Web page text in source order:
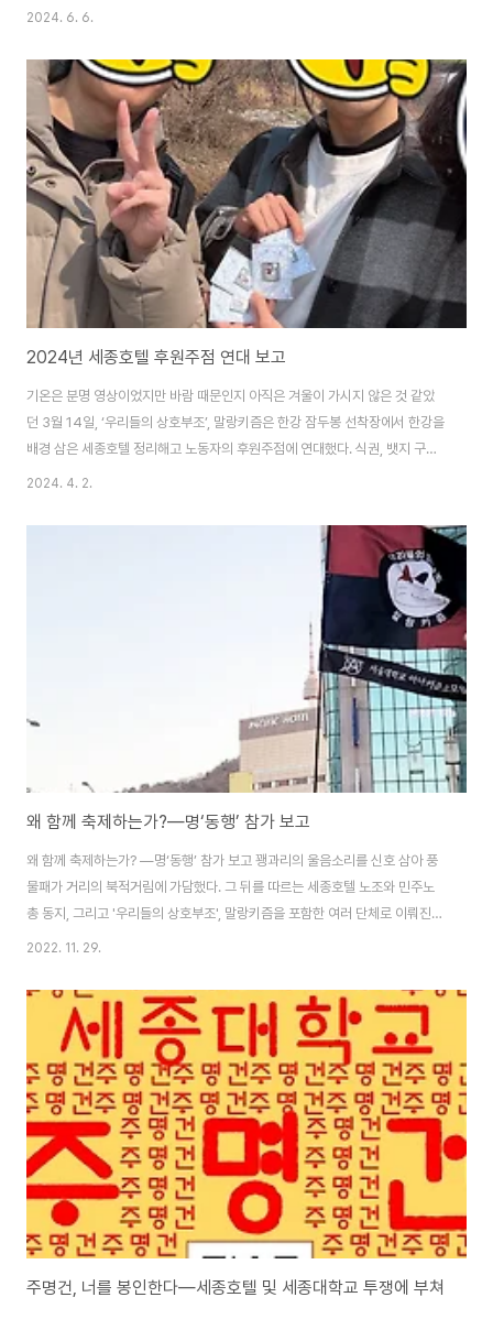
로는 여기가 정말 한국이, 서울이 맞는지 의심하게 되기도 한다. 그런 명동 한복
이 쉽게 경영에 어려움을 겪으리라는 것을 우리는 상상할 수 없다. 그러나 주명
건은, 세종호텔의 자본은 코로나를 핑계로 대며 노동자들을 해고하고 거리
로 내몰았다. 그들의 코로나로 인한 재정적 어려움이라는 핑계를 신뢰하지
는 않는다. 그러나 그것이 설령 맞다고 가정하더라도, 그것이 900일동안이
나, 그것도 자신들이 핑계로 댔던 코로나 시..
2024. 6. 6.
2024년 세종호텔 후원주점 연대 보고
기온은 분명 영상이었지만 바람 때문인지 아직은 겨울이 가시지 않은 것 같았
던 3월 14일, ‘우리들의 상호부조’, 말랑키즘은 한강 잠두봉 선착장에서 한강을
배경 삼은 세종호텔 정리해고 노동자의 후원주점에 연대했다. 식권, 뱃지 구매
이외에도 후원주점 준비를 위한 봉사활동에 역시 참여했다. 가장 먼저 했던 식
해보았을 법한 일이다. 별로 어렵지도, 힘들지도 않은, 그냥 말 그대로의 ‘잡
무’이다. 하지만 뒤따른 주방 일은 규모가 남달랐다. 주방은 각 요리를 준비하는
구역으로 나뉘어져 있었고, 우리는 파스타 면을 삶는 일을 맡았다. 후원주점에
연대하기 위해 찾아온 수많은 동지들의 주문을 소화하기 위해서는 보통의 후라
2024. 4. 2.
왜 함께 축제하는가?―명‘동행’ 참가 보고
왜 함께 축제하는가? ―명‘동행’ 참가 보고 꽹과리의 울음소리를 신호 삼아 풍
물패가 거리의 북적거림에 가담했다. 그 뒤를 따르는 세종호텔 노조와 민주노
총 동지, 그리고 '우리들의 상호부조', 말랑키즘을 포함한 여러 단체로 이뤄진
연대 행진은 화창한 겨울 하늘 아래 명동 거리로 스며들었다. 익살 넘치는 풍물
내며 행진했다. 주변 가게에서는 가사를 알아듣기 힘든 노랫소리가 나왔고, 노
점상에서는 달콤한 향기가 풍겼고, 행렬을 에워싼 행인들은 가던 길을 멈추고
흥미에 찬 눈빛으로 우리를 관찰했다. 소란스럽고 정신이 없기도 했지만, 그만
큼 즐겁다는 말이기도 했다. 왜냐하면, 이것은 축제였기 때문이다. 지난 11월
26일, '우리들의 상호..
2022. 11. 29.
주명건, 너를 봉인한다―세종호텔 및 세종대학교 투쟁에 부쳐